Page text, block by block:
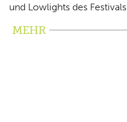
und Lowlights des Festivals.
MEHR